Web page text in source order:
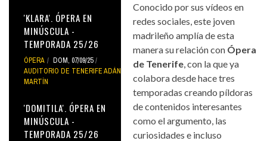
'KLARA'. ÓPERA EN
MINÚSCULA -
TEMPORADA 25/26
ÓPERA
DOM, 07/09/25
AUDITORIO DE TENERIFE ADÁN
MARTÍN
'DOMITILA'. ÓPERA EN
MINÚSCULA -
TEMPORADA 25/26
Conocido por sus vídeos en
redes sociales, este joven
madrileño amplía de esta
manera su relación con Ópera
de Tenerife , con la que ya
colabora desde hace tres
temporadas creando píldoras
de contenidos interesantes
como el argumento, las
curiosidades e incluso